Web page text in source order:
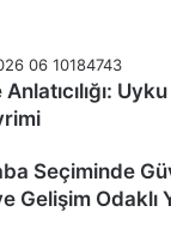
Seçiminde
Gelişim Odaklı